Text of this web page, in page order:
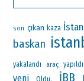
son çıkan kaza
baskan
yakalandı araç yapıldı
yeni Oldu. İBB